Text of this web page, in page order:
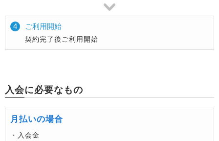
4
ご利用開始
契約完了後ご利用開始
入会に必要なもの
月払いの場合
・入会金